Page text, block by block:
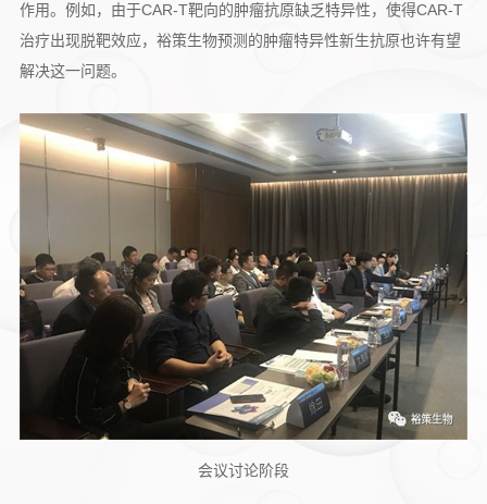
作用。例如，由于CAR-T靶向的肿瘤抗原缺乏特异性，使得CAR-T
治疗出现脱靶效应，裕策生物预测的肿瘤特异性新生抗原也许有望
解决这一问题。
会议讨论阶段